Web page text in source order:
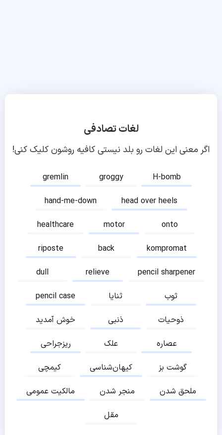
لغات تصادفی
اگر معنی این لغات رو بلد نیستی کافیه روشون کلیک کنی!
gremlin groggy
H-bomb
hand-me-down
head over heels
healthcare
motor
onto
riposte
back
kompromat
dull
relieve
pencil sharpener
pencil case
ثنایا
ثوب
خوش آمدید
ذنبی
ذوحیات
ریزجراحی
علک
عصاره
کیمچی
کیهان‌شناسی
گوشت بز
مالکیت عمومی
منجر شدن
ملحق شدن
مقل